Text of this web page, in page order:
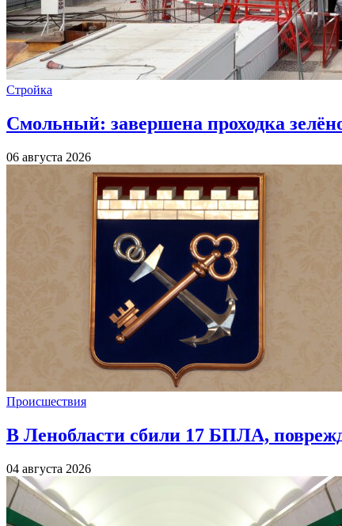
Стройка
Смольный: завершена проходка
06 августа 2026
Происшествия
В Ленобласти сбили 17 БПЛА,
04 августа 2026